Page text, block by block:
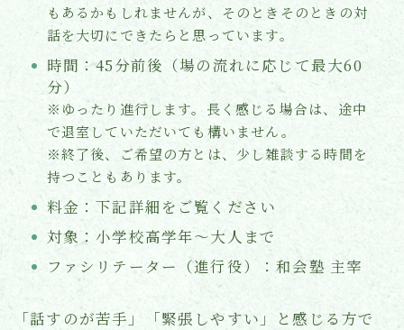
もあるかもしれませんが、そのときそのときの対
話を大切にできたらと思っています。
時間：45分前後（場の流れに応じて最大60
分）
※ゆったり進行します。長く感じる場合は、途中
で退室していただいても構いません。
※終了後、ご希望の方とは、少し雑談する時間を
持つこともあります。
料金：下記詳細をご覧ください
対象：小学校高学年〜大人まで
ファシリテーター（進行役）：和会塾 主宰
「話すのが苦手」「緊張しやすい」と感じる方で